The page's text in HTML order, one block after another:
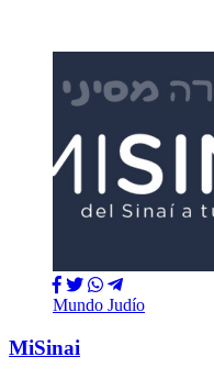
Mundo Judío
MiSinai